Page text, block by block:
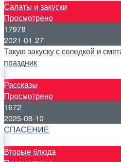
Салаты и закуски
Просмотрено
17978
2021-01-27
Такую закуску с селедкой и
праздник
Рассказы
Просмотрено
1672
2025-08-10
СПАСЕНИЕ
Вторые блюда